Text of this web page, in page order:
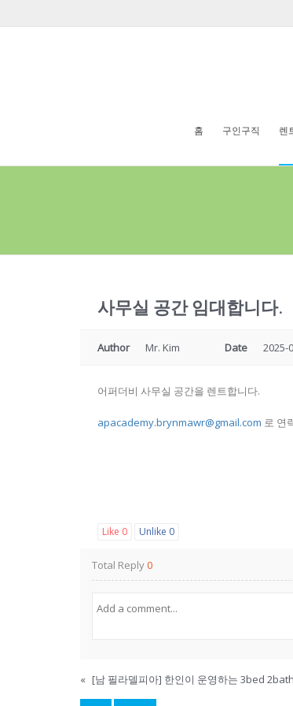
홈 구인구직 렌
사무실 공간 임대합니다.
Author Mr. Kim Date 2025-
어퍼더비 사무실 공간을 렌트합니다.
apacademy.brynmawr@gmail.com 로 연
Like 0 Unlike 0
Total Reply0
«